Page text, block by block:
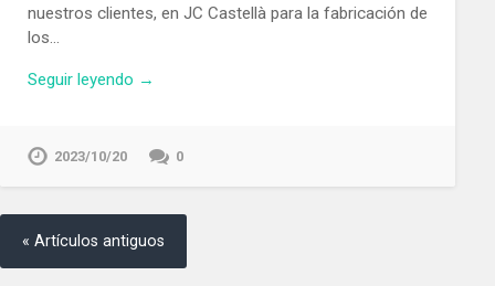
nuestros clientes, en JC Castellà para la fabricación de
los…
Seguir leyendo →
2023/10/20 0
« Artículos antiguos